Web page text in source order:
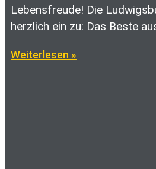
Lebensfreude! Die
herzlich ein zu: Das Beste
Weiterlesen »